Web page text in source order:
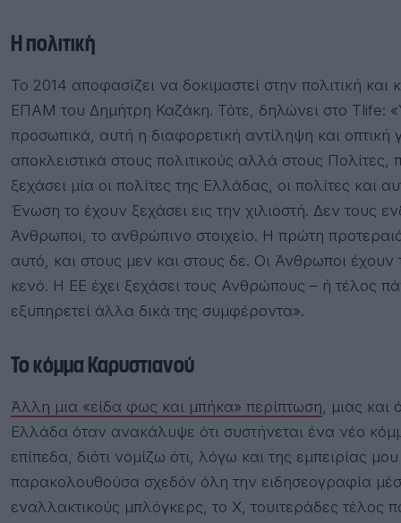
Η πολιτική
Το 2014 αποφασίζει να δοκιμαστεί στην πολιτική
ΕΠΑΜ του Δημήτρη Καζάκη. Τότε, δηλώνει στο Tlife:
προσωπικά, αυτή η διαφορετική αντίληψη και οπτική
αποκλειστικά στους πολιτικούς αλλά στους
ξεχάσει μία οι πολίτες της Ελλάδας, οι πολίτες και
Ένωση το έχουν ξεχάσει εις την χιλιοστή. Δεν τους
Άνθρωποι, το ανθρώπινο στοιχείο. Η πρώτη
αυτό, και στους μεν και στους δε. Οι Άνθρωποι
κενό. Η ΕΕ έχει ξεχάσει τους Ανθρώπους – ή τέλος
εξυπηρετεί άλλα δικά της συμφέροντα».
Το κόμμα Καρυστιανού
Άλλη μια «είδα φως και μπήκα» περίπτωση, μιας και
Ελλάδα όταν ανακάλυψε ότι συστήνεται ένα νέο
επίπεδα, διότι νομίζω ότι, λόγω και της εμπειρίας
παρακολουθούσα σχεδόν όλη την ειδησεογραφία
εναλλακτικούς μπλόγκερς, το X, τουιτεράδες τέλος